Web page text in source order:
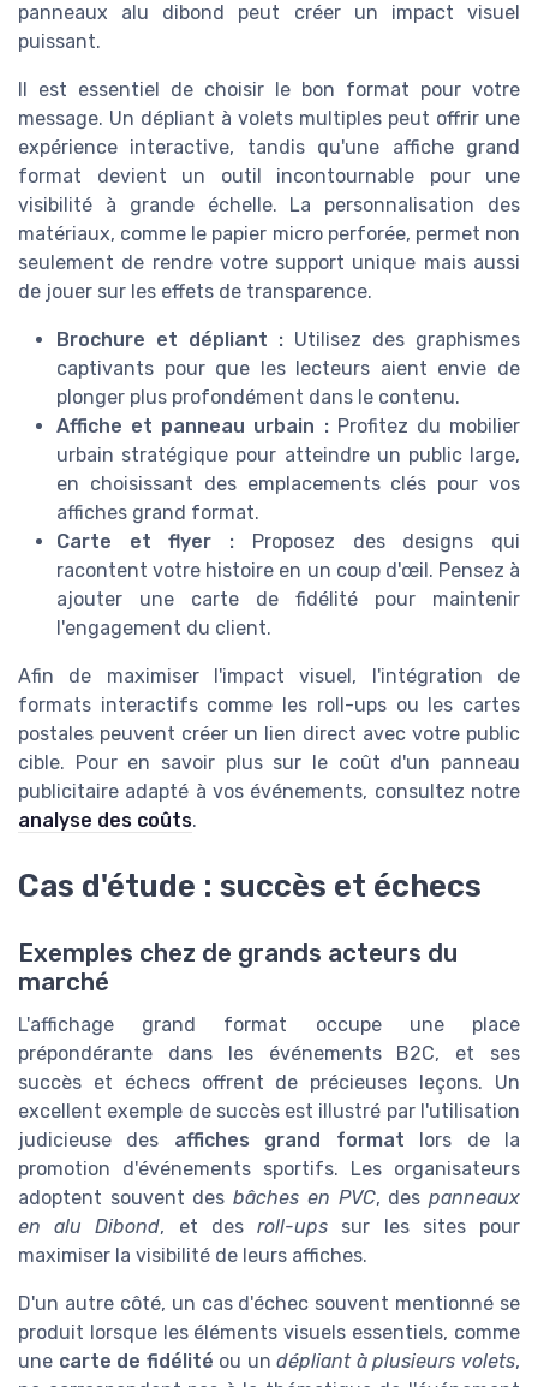
panneaux alu dibond peut créer un impact visuel
puissant.
Il est essentiel de choisir le bon format pour votre
message. Un dépliant à volets multiples peut offrir une
expérience interactive, tandis qu'une affiche grand
format devient un outil incontournable pour une
visibilité à grande échelle. La personnalisation des
matériaux, comme le papier micro perforée, permet non
seulement de rendre votre support unique mais aussi
de jouer sur les effets de transparence.
Brochure et dépliant : Utilisez des graphismes
captivants pour que les lecteurs aient envie de
plonger plus profondément dans le contenu.
Affiche et panneau urbain :Profitez du mobilier
urbain stratégique pour atteindre un public large,
en choisissant des emplacements clés pour vos
affiches grand format.
Carte et flyer : Proposez des designs qui
racontent votre histoire en un coup d'œil. Pensez à
ajouter une carte de fidélité pour maintenir
l'engagement du client.
Afin de maximiser l'impact visuel, l'intégration de
formats interactifs comme les roll-ups ou les cartes
postales peuvent créer un lien direct avec votre public
cible. Pour en savoir plus sur le coût d'un panneau
publicitaire adapté à vos événements, consultez notre
analyse des coûts.
Cas d'étude : succès et échecs
Exemples chez de grands acteurs du
marché
L'affichage grand format occupe une place
prépondérante dans les événements B2C, et ses
succès et échecs offrent de précieuses leçons. Un
excellent exemple de succès est illustré par l'utilisation
judicieuse des affiches grand format lors de la
promotion d'événements sportifs. Les organisateurs
adoptent souvent desbâches en PVC, despanneaux
en alu Dibond, et desroll-ups sur les sites pour
maximiser la visibilité de leurs affiches.
D'un autre côté, un cas d'échec souvent mentionné se
produit lorsque les éléments visuels essentiels, comme
une carte de fidélité ou undépliant à plusieurs volets,